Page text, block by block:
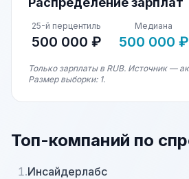
25-й перцентиль
500 000 ₽
Медиана
500 000 ₽
Только зарплаты в RUB. Источник —
Размер выборки: 1.
Топ-компаний по
1.Инсайдерлабс